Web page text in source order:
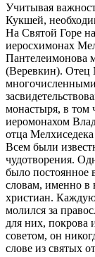
Учитывая
Кукшей,
На Святой Горе
иеросхимонах
Пантелеимонова
(Веревкин). Отец
монастыря, в том
иеромонахом
отца
Всем были
чудотворения.
было постоянное
словам, именно в
христиан.
молился за
для них, покрова
советом, он
слове из святых